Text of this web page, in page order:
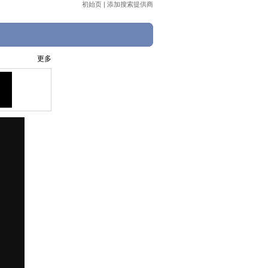
初始页 | 添加搜索提供商
更多